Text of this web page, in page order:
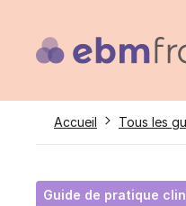
contenu
Fil
Accueil Tous les
Guide de pratique